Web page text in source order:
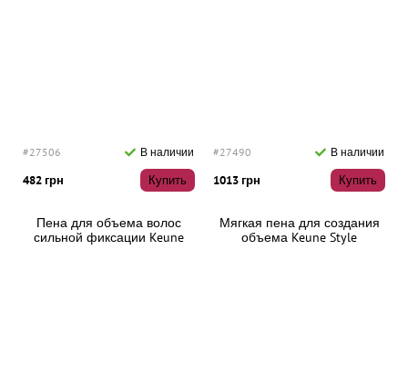
#27506 В наличии
482 грн Купить
Пена для объема волос
сильной фиксации Keune
#27490 В наличии
1013 грн Купить
Мягкая пена для создания
объема Keune Style